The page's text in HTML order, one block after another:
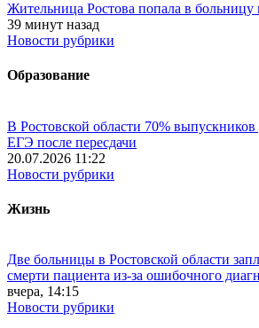
Жительница Ростова попала в больницу
39 минут назад
Новости рубрики
Образование
В Ростовской области 70%
ЕГЭ после пересдачи
20.07.2026 11:22
Новости рубрики
Жизнь
Две больницы в Ростовской области
смерти пациента из-за ошибочного
вчера, 14:15
Новости рубрики